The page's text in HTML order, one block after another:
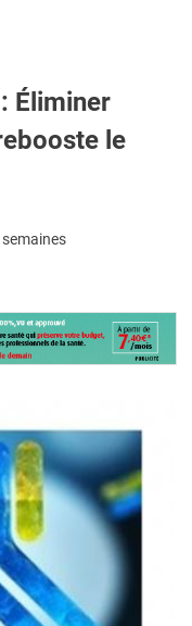
Éliminer
le